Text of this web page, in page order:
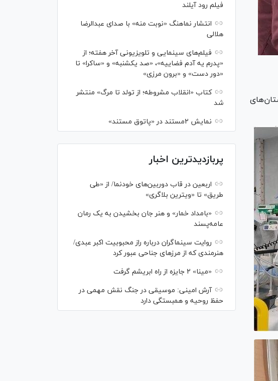
فیلم رود آیلند
انتشار نماهنگ «نوبت منه» با صدای عبدالرضا
هلالی
فیلم‌های سینمایی و تلویزیونی آخر هفته؛ از
«پدرم یه آدم فضاییه»، «صد یکشنبه» و «ساکرا» تا
«دور دست» و «برون مرزی»
کتاب «انقلاب مشروطه؛ از تولد تا مرگ» منتشر
شد
نمایش ۲مستند در «پاتوق مستند»
پربازدیدترین اخبار
اربعین در قاب دوربین‌های خودنما/ از «طی
طریق» تا «ویترین بلاگری»
«بامداد خمار» و هنر جان بخشیدن به یک رمان
عامه‌پسند
روایت سینماگران درباره راز محبوبیت اکبر عبدی/
هنرمندی که از مرزهای جناحی عبور کرد
«مینا» ۲ جایزه از راه ابریشم گرفت
آرش امینی: موسیقی در جنگ نقش مهمی در
حفظ روحیه و همبستگی دارد